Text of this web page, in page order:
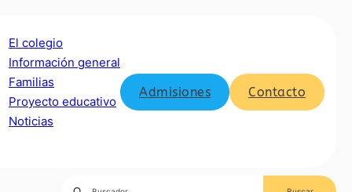
El colegio
Información general
Familias
Proyecto educativo
Noticias
Admisiones Contacto